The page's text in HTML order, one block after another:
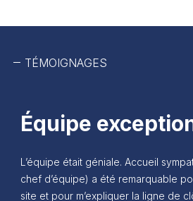
TÉMOIGNAGES
Équipe
L’équipe était géniale. Accueil
chef d’équipe) a été remarquable
site et pour m’expliquer la ligne de